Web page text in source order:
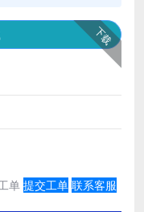
下载
单 提交工单 联系客服